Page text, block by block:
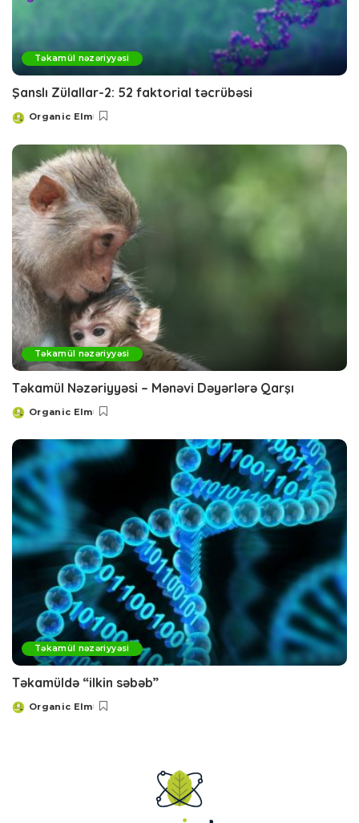
Təkamül nəzəriyyəsi
Şanslı Zülallar-2: 52 faktorial təcrübəsi
Posted
Organic Elm
Təkamül nəzəriyyəsi
Təkamül Nəzəriyyəsi – Mənəvi Dəyərlərə Qarşı
Posted
Organic Elm
Təkamül nəzəriyyəsi
Təkamüldə “ilkin səbəb”
Posted
Organic Elm